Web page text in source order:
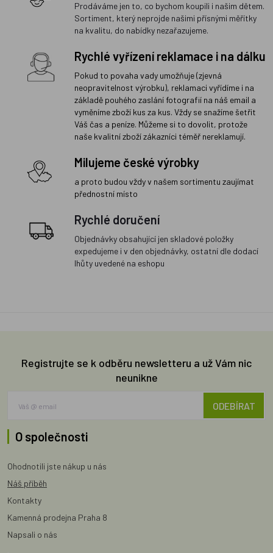
Prodáváme jen to, co bychom koupili i našim dětem.
Sortiment, který neprojde našimi přísnými měřítky
na kvalitu, do nabídky nezařazujeme.
Rychlé vyřízení reklamace i na dálku
Pokud to povaha vady umožňuje (zjevná
neopravitelnost výrobku), reklamaci vyřídíme i na
základě pouhého zaslání fotografií na náš email a
vyměníme zboží kus za kus. Vždy se snažíme šetřit
Váš čas a peníze. Můžeme si to dovolit, protože
naše kvalitní zboží zákazníci téměř nereklamují.
Milujeme české výrobky
a proto budou vždy v našem sortimentu zaujímat
přednostní místo
Rychlé doručení
Objednávky obsahující jen skladové položky
expedujeme i v den objednávky, ostatní dle dodací
lhůty uvedené na eshopu
Registrujte se k odběru newsletteru a už Vám nic
neunikne
ODEBÍRAT
O společnosti
Ohodnotili jste nákup u nás
Náš příběh
Kontakty
Kamenná prodejna Praha 8
Napsali o nás